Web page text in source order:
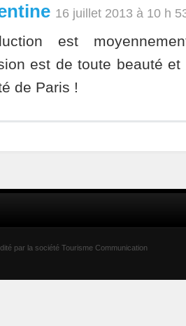
16 juillet 2013 à 10 h
est
est de toute beauté et
de Paris !
par la société Tourisme Communication